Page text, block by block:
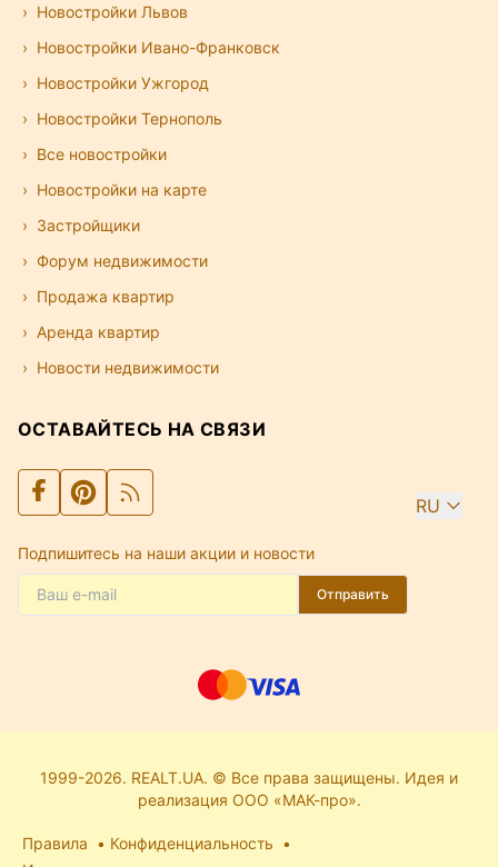
Новостройки Львов
Новостройки Ивано-Франковск
Новостройки Ужгород
Новостройки Тернополь
Все новостройки
Новостройки на карте
Застройщики
Форум недвижимости
Продажа квартир
Аренда квартир
Новости недвижимости
ОСТАВАЙТЕСЬ НА СВЯЗИ
RU
Подпишитесь на наши акции и новости
Отправить
1999-2026. REALT.UA. © Все права защищены. Идея и
реализация ООО «МАК-про».
Правила
Конфиденциальность